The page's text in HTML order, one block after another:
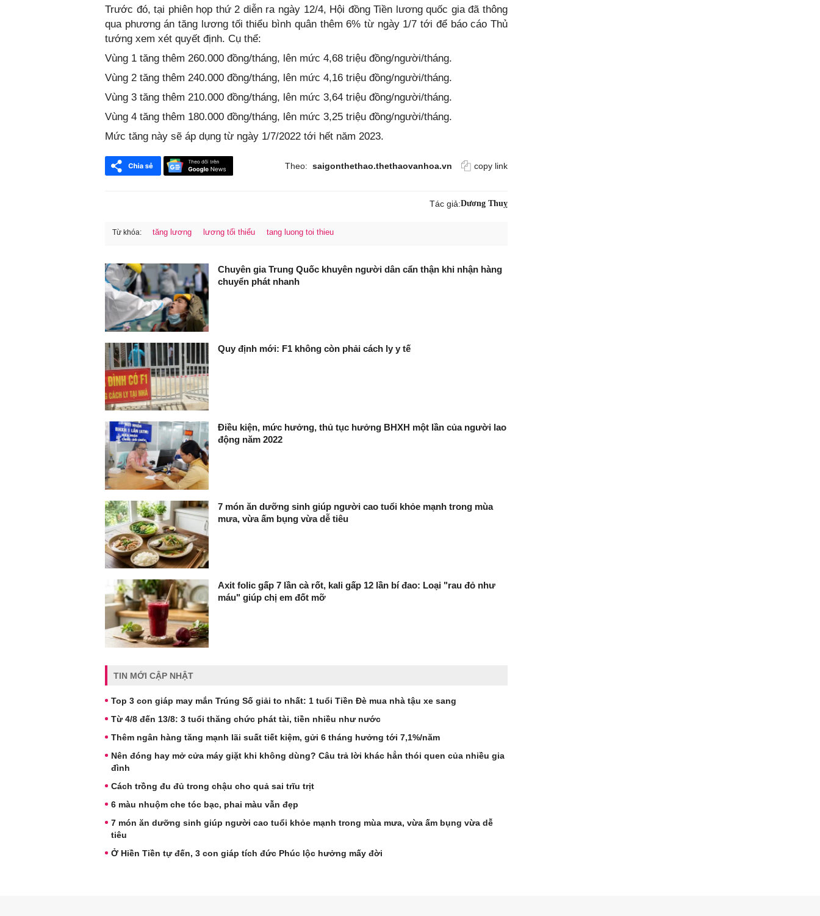
Trước đó, tại phiên họp thứ 2 diễn ra ngày 12/4, Hội đồng Tiền lương quốc gia đã thông
qua phương án tăng lương tối thiểu bình quân thêm 6% từ ngày 1/7 tới để báo cáo Thủ
tướng xem xét quyết định. Cụ thể:
Vùng 1 tăng thêm 260.000 đồng/tháng, lên mức 4,68 triệu đồng/người/tháng.
Vùng 2 tăng thêm 240.000 đồng/tháng, lên mức 4,16 triệu đồng/người/tháng.
Vùng 3 tăng thêm 210.000 đồng/tháng, lên mức 3,64 triệu đồng/người/tháng.
Vùng 4 tăng thêm 180.000 đồng/tháng, lên mức 3,25 triệu đồng/người/tháng.
Mức tăng này sẽ áp dụng từ ngày 1/7/2022 tới hết năm 2023.
Theo: saigonthethao.thethaovanhoa.vn copy link
Tác giả:Dương Thuỵ
Từ khóa: tăng lương lương tối thiểu tang luong toi thieu
Chuyên gia Trung Quốc khuyên người dân cẩn thận khi nhận hàng
chuyển phát nhanh
Quy định mới: F1 không còn phải cách ly y tế
Điều kiện, mức hưởng, thủ tục hưởng BHXH một lần của người lao
động năm 2022
7 món ăn dưỡng sinh giúp người cao tuổi khỏe mạnh trong mùa
mưa, vừa ấm bụng vừa dễ tiêu
Axit folic gấp 7 lần cà rốt, kali gấp 12 lần bí đao: Loại "rau đỏ như
máu" giúp chị em đốt mỡ
TIN MỚI CẬP NHẬT
Top 3 con giáp may mắn Trúng Số giải to nhất: 1 tuổi Tiền Đè mua nhà tậu xe sang
Từ 4/8 đến 13/8: 3 tuổi thăng chức phát tài, tiền nhiều như nước
Thêm ngân hàng tăng mạnh lãi suất tiết kiệm, gửi 6 tháng hưởng tới 7,1%/năm
Nên đóng hay mở cửa máy giặt khi không dùng? Câu trả lời khác hẳn thói quen của nhiều gia
đình
Cách trồng đu đủ trong chậu cho quả sai trĩu trịt
6 màu nhuộm che tóc bạc, phai màu vẫn đẹp
7 món ăn dưỡng sinh giúp người cao tuổi khỏe mạnh trong mùa mưa, vừa ấm bụng vừa dễ
tiêu
Ở Hiền Tiền tự đến, 3 con giáp tích đức Phúc lộc hưởng mấy đời